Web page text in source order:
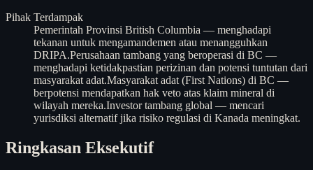
Pihak Terdampak
Pemerintah Provinsi British Columbia — menghadapi
tekanan untuk mengamandemen atau menangguhkan
DRIPA.Perusahaan tambang yang beroperasi di BC —
menghadapi ketidakpastian perizinan dan potensi tuntutan dari
masyarakat adat.Masyarakat adat (First Nations) di BC —
berpotensi mendapatkan hak veto atas klaim mineral di
wilayah mereka.Investor tambang global — mencari
yurisdiksi alternatif jika risiko regulasi di Kanada meningkat.
Ringkasan Eksekutif